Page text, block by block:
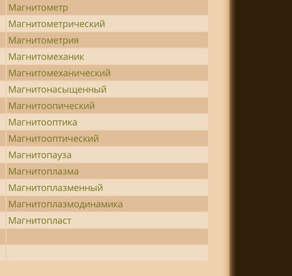
Магнитометр
Магнитометрический
Магнитометрия
Магнитомеханик
Магнитомеханический
Магнитонасыщенный
Магнитоопический
Магнитооптика
Магнитооптический
Магнитопауза
Магнитоплазма
Магнитоплазменный
Магнитоплазмодинамика
Магнитопласт